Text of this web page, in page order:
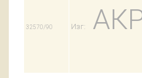
32570/90 Изг: